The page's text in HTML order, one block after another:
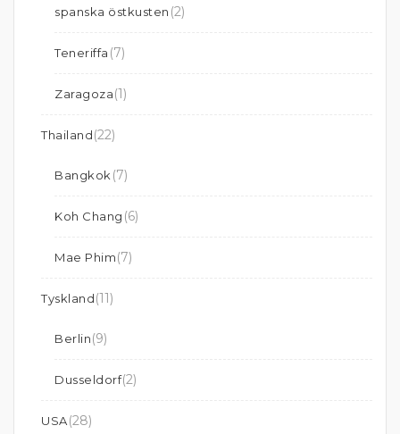
spanska östkusten (2)
Teneriffa (7)
Zaragoza(1)
Thailand(22)
Bangkok (7)
Koh Chang (6)
Mae Phim(7)
Tyskland(11)
Berlin(9)
Dusseldorf(2)
USA(28)